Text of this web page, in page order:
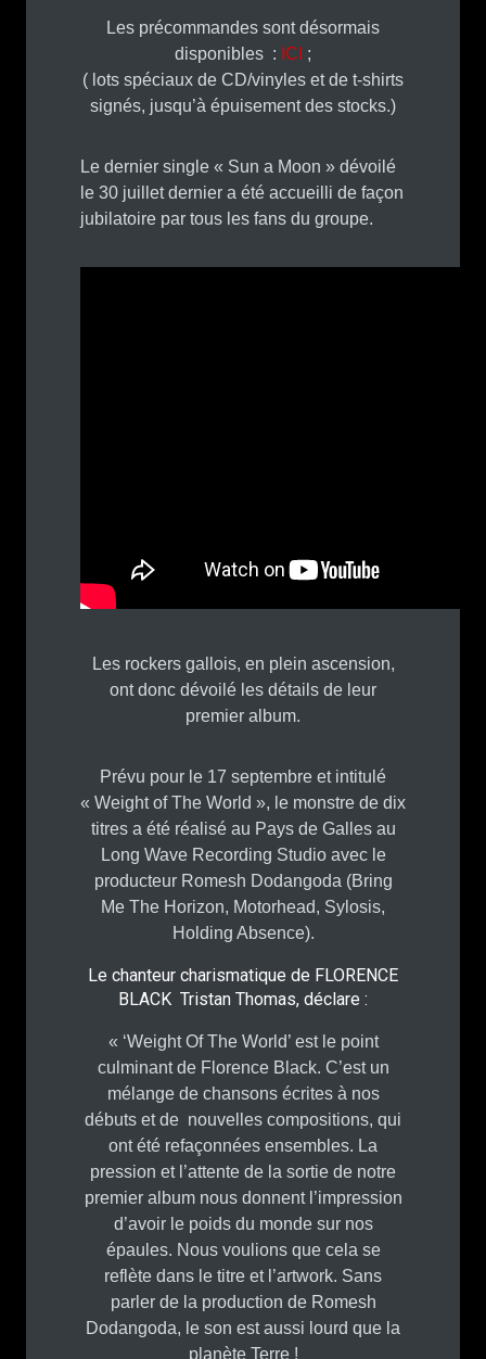
Les précommandes sont désormais
disponibles : ICI ;
( lots spéciaux de CD/vinyles et de t-shirts
signés, jusqu’à épuisement des stocks.)
Le dernier single « Sun a Moon » dévoilé
le 30 juillet dernier a été accueilli de façon
jubilatoire par tous les fans du groupe.
Les rockers gallois, en plein ascension,
ont donc dévoilé les détails de leur
premier album.
Prévu pour le 17 septembre et intitulé
« Weight of The World », le monstre de dix
titres a été réalisé au Pays de Galles au
Long Wave Recording Studio avec le
producteur Romesh Dodangoda (Bring
Me The Horizon, Motorhead, Sylosis,
Holding Absence).
Le chanteur charismatique de FLORENCE
BLACK Tristan Thomas, déclare :
« ‘Weight Of The World’ est le point
culminant de Florence Black. C’est un
mélange de chansons écrites à nos
débuts et de nouvelles compositions, qui
ont été refaçonnées ensembles. La
pression et l’attente de la sortie de notre
premier album nous donnent l’impression
d’avoir le poids du monde sur nos
épaules. Nous voulions que cela se
reflète dans le titre et l’artwork. Sans
parler de la production de Romesh
Dodangoda, le son est aussi lourd que la
planète Terre !